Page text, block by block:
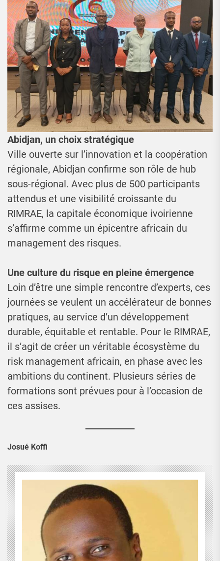
Abidjan, un choix stratégique
Ville ouverte sur l’innovation et la coopération
régionale, Abidjan confirme son rôle de hub
sous-régional. Avec plus de 500 participants
attendus et une visibilité croissante du
RIMRAE, la capitale économique ivoirienne
s’affirme comme un épicentre africain du
management des risques.
Une culture du risque en pleine émergence
Loin d’être une simple rencontre d’experts, ces
journées se veulent un accélérateur de bonnes
pratiques, au service d’un développement
durable, équitable et rentable. Pour le RIMRAE,
il s’agit de créer un véritable écosystème du
risk management africain, en phase avec les
ambitions du continent. Plusieurs séries de
formations sont prévues pour à l’occasion de
ces assises.
Josué Koffi